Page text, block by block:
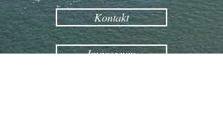
Kontakt
Impressum